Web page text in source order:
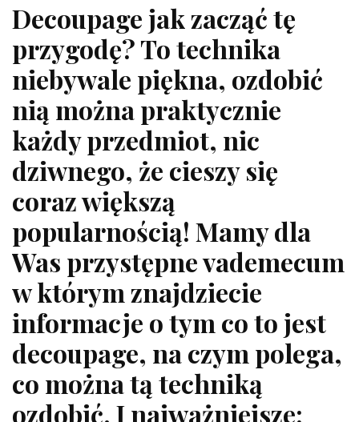
–
vademecum
dla
początkujących
Decoupage jak zacząć tę
przygodę? To technika
niebywale piękna, ozdobić
nią można praktycznie
każdy przedmiot, nic
dziwnego, że cieszy się
coraz większą
popularnością! Mamy dla
Was przystępne vademecum
w którym znajdziecie
informacje o tym co to jest
decoupage, na czym polega,
co można tą techniką
ozdobić. I najważniejsze: